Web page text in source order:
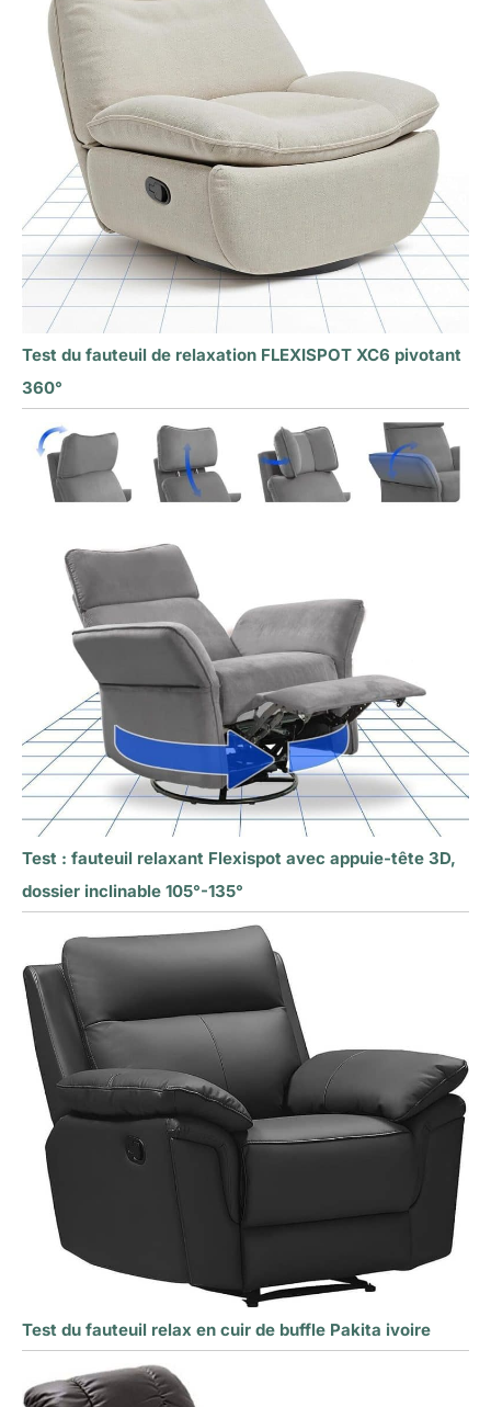
Test du fauteuil de relaxation FLEXISPOT XC6 pivotant
360°
Test : fauteuil relaxant Flexispot avec appuie-tête 3D,
dossier inclinable 105°-135°
Test du fauteuil relax en cuir de buffle Pakita ivoire